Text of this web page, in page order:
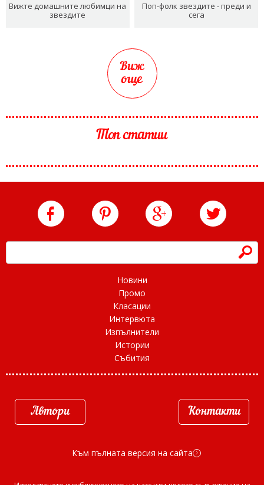
Вижте домашните любимци на
звездите
Поп-фолк звездите - преди и
сега
Виж
още
Топ статии
h
Новини
Промо
Класации
Интервюта
Изпълнители
Истории
Събития
Автори Контакти
Към пълната версия на сайта d